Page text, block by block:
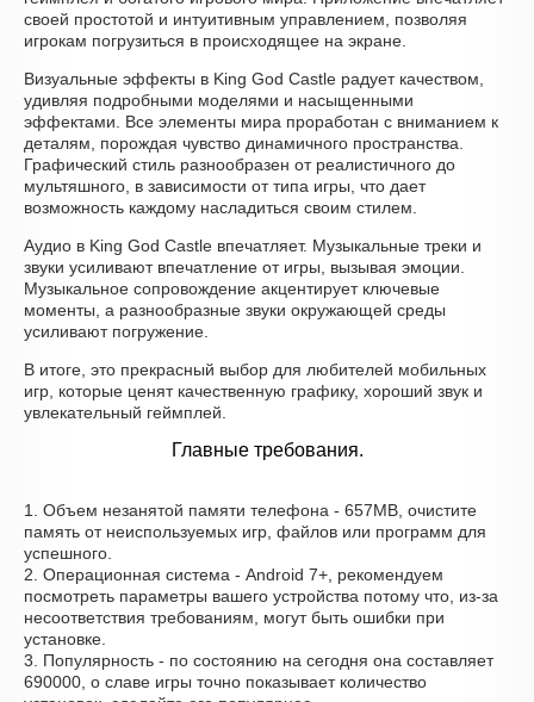
своей простотой и интуитивным управлением, позволяя
игрокам погрузиться в происходящее на экране.
Визуальные эффекты в King God Castle радует качеством,
удивляя подробными моделями и насыщенными
эффектами. Все элементы мира проработан с вниманием к
деталям, порождая чувство динамичного пространства.
Графический стиль разнообразен от реалистичного до
мультяшного, в зависимости от типа игры, что дает
возможность каждому насладиться своим стилем.
Аудио в King God Castle впечатляет. Музыкальные треки и
звуки усиливают впечатление от игры, вызывая эмоции.
Музыкальное сопровождение акцентирует ключевые
моменты, а разнообразные звуки окружающей среды
усиливают погружение.
В итоге, это прекрасный выбор для любителей мобильных
игр, которые ценят качественную графику, хороший звук и
увлекательный геймплей.
Главные требования.
1. Объем незанятой памяти телефона - 657MB, очистите
память от неиспользуемых игр, файлов или программ для
успешного.
2. Операционная система - Android 7+, рекомендуем
посмотреть параметры вашего устройства потому что, из-за
несоответствия требованиям, могут быть ошибки при
установке.
3. Популярность - по состоянию на сегодня она составляет
690000, о cлаве игры точно показывает количество